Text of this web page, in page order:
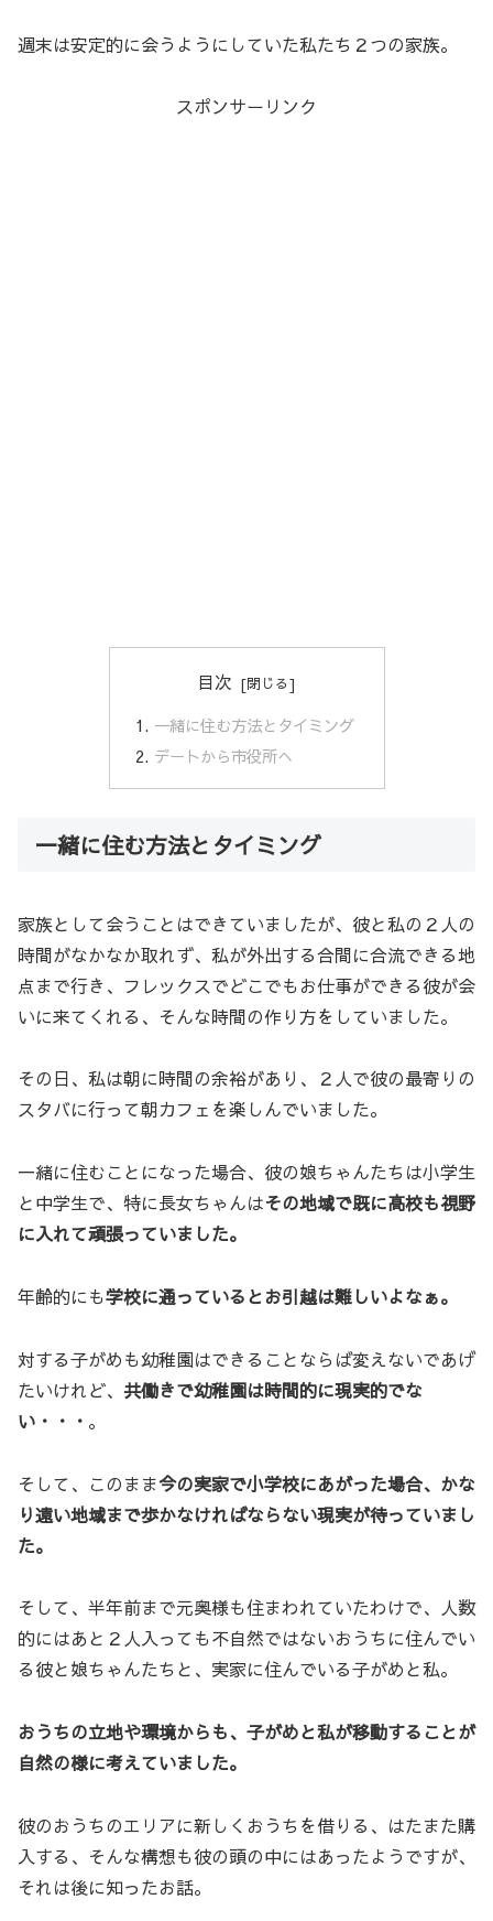
週末は安定的に会うようにしていた私たち２つの家族。
スポンサーリンク
目次
一緒に住む方法とタイミング
デートから市役所へ
一緒に住む方法とタイミング
家族として会うことはできていましたが、彼と私の２人の
時間がなかなか取れず、私が外出する合間に合流できる地
点まで行き、フレックスでどこでもお仕事ができる彼が会
いに来てくれる、そんな時間の作り方をしていました。
その日、私は朝に時間の余裕があり、２人で彼の最寄りの
スタバに行って朝カフェを楽しんでいました。
一緒に住むことになった場合、彼の娘ちゃんたちは小学生
と中学生で、特に長女ちゃんはその地域で既に高校も視野
に入れて頑張っていました。
年齢的にも学校に通っているとお引越は難しいよなぁ。
対する子がめも幼稚園はできることならば変えないであげ
たいけれど、 共働きで幼稚園は時間的に現実的でな
い・・・ 。
そして、このまま今の実家で小学校にあがった場合、かな
り遠い地域まで歩かなければならない現実が待っていまし
た。
そして、半年前まで元奥様も住まわれていたわけで、人数
的にはあと２人入っても不自然ではないおうちに住んでい
る彼と娘ちゃんたちと、実家に住んでいる子がめと私。
おうちの立地や環境からも、子がめと私が移動することが
自然の様に考えていました。
彼のおうちのエリアに新しくおうちを借りる、はたまた購
入する、そんな構想も彼の頭の中にはあったようですが、
それは後に知ったお話。